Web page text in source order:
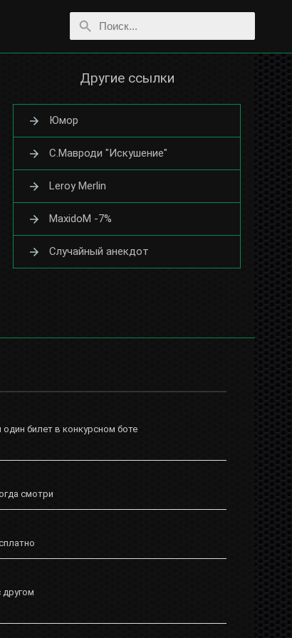
Другие ссылки
Юмор
С.Мавроди "Искушение"
Leroy Merlin
MaxidoM -7%
Случайный анекдот
билет в конкурсном боте
смотри
другом